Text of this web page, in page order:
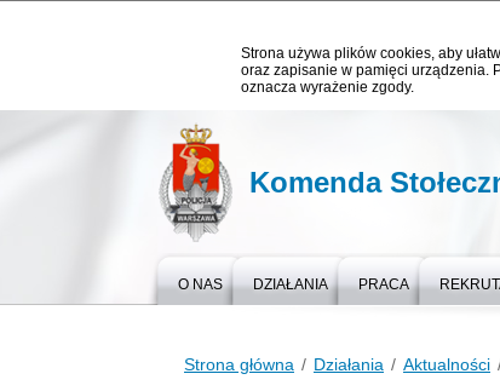
Strona używa plików cookies, aby
oraz zapisanie w pamięci urządzenia.
oznacza wyrażenie zgody.
Komenda
O NAS DZIAŁANIA PRACA
Strona główna Działania Aktualności